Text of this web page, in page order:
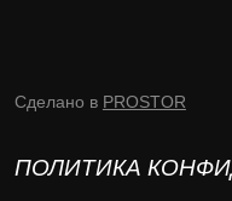
Сделано в PROSTOR
ПОЛИТИКА